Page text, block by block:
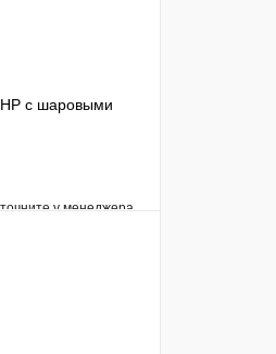
НР с шаровыми
у менеджера